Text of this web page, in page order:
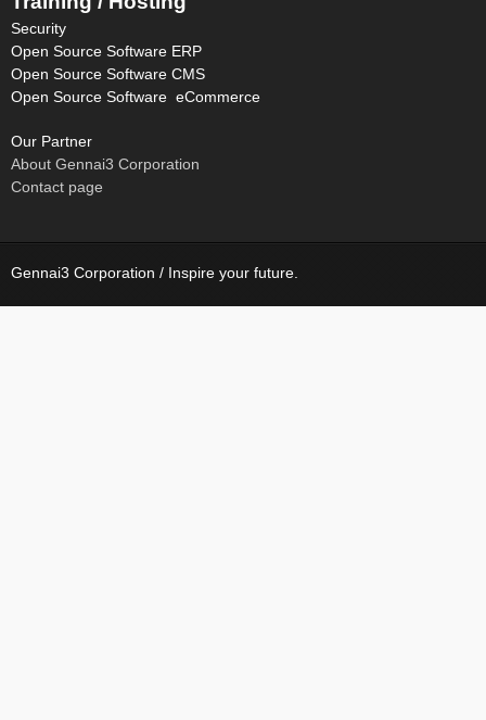
Security
Open Source Software ERP
Open Source Software CMS
Open Source Software eCommerce
Our Partner
About Gennai3 Corporation
Contact page
Gennai3 Corporation / Inspire your future.